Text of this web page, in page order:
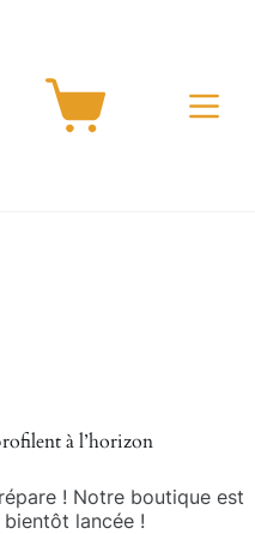
Panier
d’achat
à l’horizon
! Notre boutique est
lancée !